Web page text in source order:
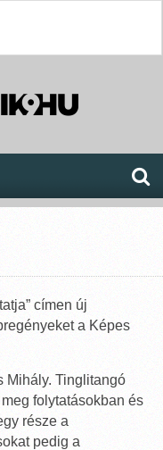
címen új
a Képes
Mihály. Tinglitangó
folytatásokban és
része a
pedig a